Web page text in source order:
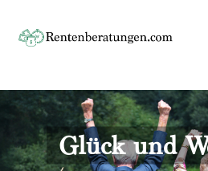
content
Startseite
Rente
Über unsGlück und